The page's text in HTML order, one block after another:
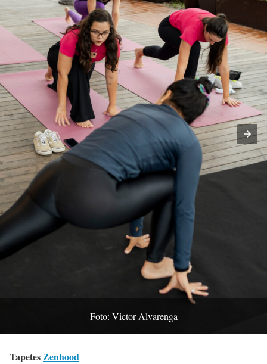
Foto: Victor Alvarenga
TapetesZenhood